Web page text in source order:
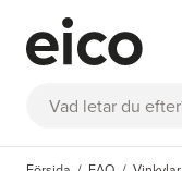
Sök